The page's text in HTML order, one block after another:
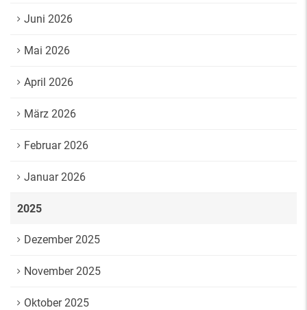
Juni 2026
Mai 2026
April 2026
März 2026
Februar 2026
Januar 2026
2025
Dezember 2025
November 2025
Oktober 2025